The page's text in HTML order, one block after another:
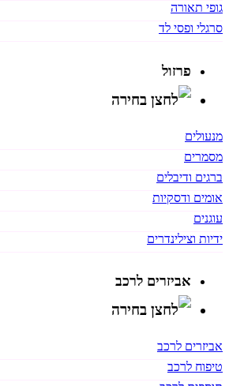
גופי תאורה
סרגלי ופסי לד
פרזול
מנעולים
מסמרים
ברגים ודיבלים
אומים ודסקיות
עוגנים
ידיות וצילינדרים
אביזרים לרכב
אביזרים לרכב
טיפוח לרכב